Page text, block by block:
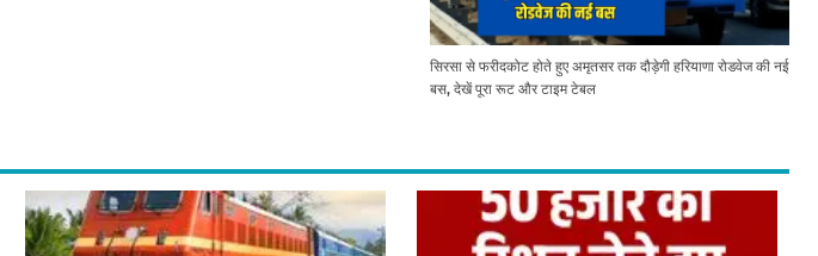
सिरसा से फरीदकोट होते हुए अमृतसर तक दौड़ेगी हरियाणा रोडवेज की नई
बस, देखें पूरा रूट और टाइम टेबल